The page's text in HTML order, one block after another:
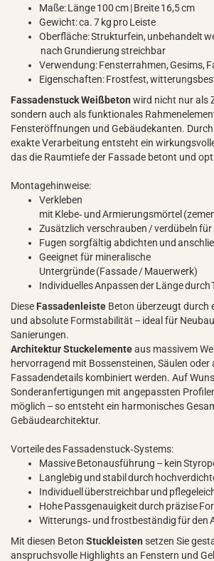
Maße: Länge 100 cm | Breite 16,5 cm
Gewicht: ca. 7 kg pro Leiste
Oberfläche: Strukturfein, unbehandelt
nach Grundierung streichbar
Verwendung: Fensterrahmen, Gesims,
Eigenschaften: Frostfest,
Fassadenstuck Weißbeton wird nicht nur als
sondern auch als funktionales
Fensteröffnungen und Gebäudekanten.
exakte Verarbeitung entsteht ein
das die Raumtiefe der Fassade betont und
Montagehinweise:
Verkleben
mit Klebe‑ und Armierungsmörtel
Zusätzlich verschrauben / verdübeln für
Fugen sorgfältig abdichten und
Geeignet für mineralische
Untergründe (Fassade / Mauerwerk)
Individuelles Anpassen der Länge
Diese Fassadenleiste Beton überzeugt durch
und absolute Formstabilität – ideal für
Sanierungen.
Architektur Stuckelementeaus massivem
hervorragend mit Bossensteinen, Säulen oder
Fassadendetails kombiniert werden. Auf
Sonderanfertigungen mit angepassten
möglich – so entsteht ein harmonisches
Gebäudearchitektur.
Vorteile des Fassadenstuck‑Systems:
Massive Betonausführung – kein
Langlebig und stabil durch
Individuell überstreichbar und
Hohe Passgenauigkeit durch präzise
Witterungs‑ und frostbeständig für den
Mit diesen Beton Stuckleisten setzen Sie
anspruchsvolle Highlights an Fenstern und